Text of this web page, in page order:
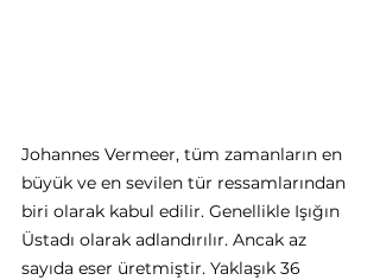
Johannes Vermeer, tüm zamanların en
büyük ve en sevilen tür ressamlarından
biri olarak kabul edilir. Genellikle Işığın
Üstadı olarak adlandırılır. Ancak az
sayıda eser üretmiştir. Yaklaşık 36